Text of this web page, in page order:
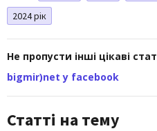
2024 рік
Не пропусти інші цікаві
bigmir)net у facebook
Статті на тему